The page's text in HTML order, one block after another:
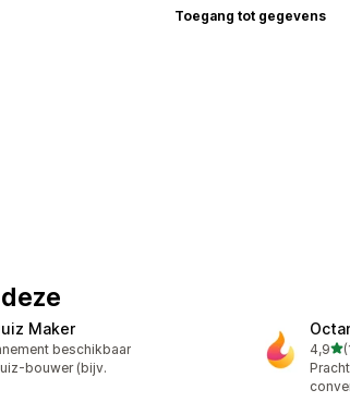
Toegang tot gegevens
Maker
beschikbaar
bouwer (bijv.
4,9
184